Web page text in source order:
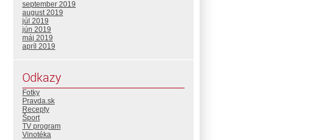
september 2019
august 2019
júl 2019
jún 2019
máj 2019
apríl 2019
Odkazy
Fotky
Pravda.sk
Recepty
Šport
TV program
Vinotéka